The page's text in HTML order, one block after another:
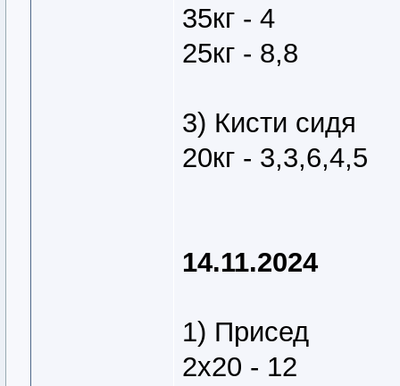
35кг - 4
25кг - 8,8
3) Кисти сидя
20кг - 3,3,6,4,5
14.11.2024
1) Присед
2х20 - 12